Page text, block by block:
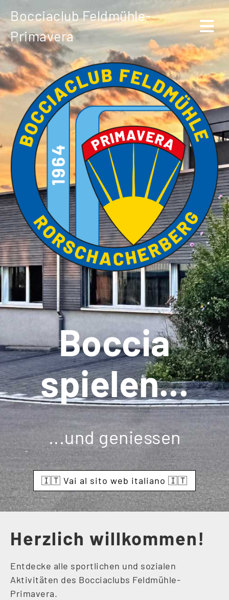
Bocciaclub Feldmühle-
Primavera
Boccia
spielen...
...und geniessen
🇮🇹 Vai al sito web italiano 🇮🇹
Herzlich willkommen!
Entdecke alle sportlichen und sozialen
Aktivitäten des Bocciaclubs Feldmühle-
Primavera.